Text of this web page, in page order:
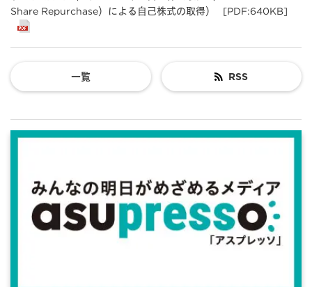
Share Repurchase）による自己株式の取得）
[PDF:640KB]
一覧 RSS